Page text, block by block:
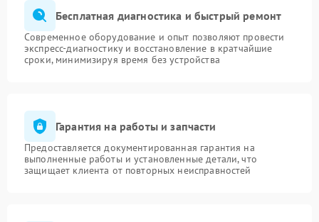
Бесплатная диагностика и быстрый ремонт
Современное оборудование и опыт позволяют провести
экспресс-диагностику и восстановление в кратчайшие
сроки, минимизируя время без устройства
Гарантия на работы и запчасти
Предоставляется документированная гарантия на
выполненные работы и установленные детали, что
защищает клиента от повторных неисправностей